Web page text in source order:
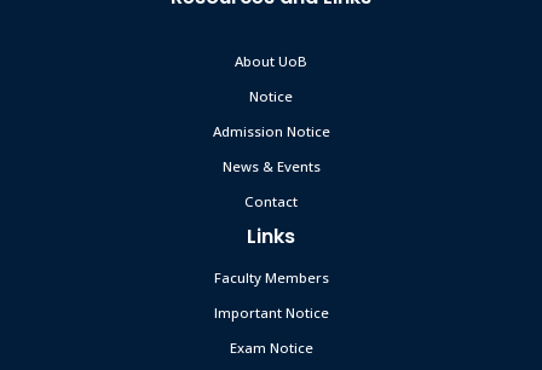
About UoB
Notice
Admission Notice
News & Events
Contact
Links
Faculty Members
Important Notice
Exam Notice